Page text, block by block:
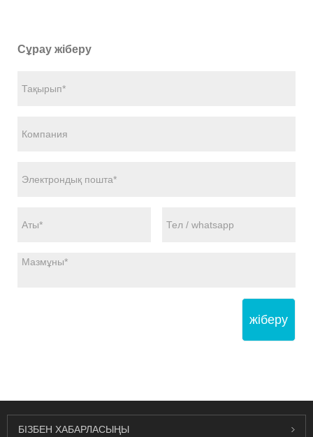
Сұрау жіберу
жіберу
БІЗБЕН ХАБАРЛАСЫҢЫ